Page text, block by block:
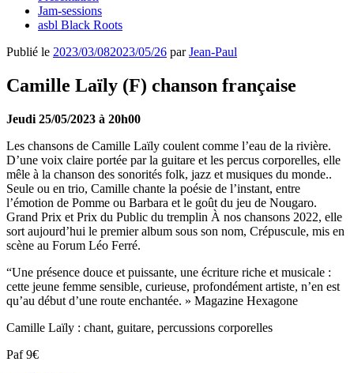
Jam-sessions
asbl Black Roots
Publié le 2023/03/082023/05/26 parJean-Paul
Camille Laïly (F) chanson française
Jeudi 25/05/2023 à 20h00
Les chansons de Camille Laïly coulent comme l’eau de la rivière.
D’une voix claire portée par la guitare et les percus corporelles, elle
mêle à la chanson des sonorités folk, jazz et musiques du monde..
Seule ou en trio, Camille chante la poésie de l’instant, entre
l’émotion de Pomme ou Barbara et le goût du jeu de Nougaro.
Grand Prix et Prix du Public du tremplin À nos chansons 2022, elle
sort aujourd’hui le premier album sous son nom, Crépuscule, mis en
scène au Forum Léo Ferré.
“Une présence douce et puissante, une écriture riche et musicale :
cette jeune femme sensible, curieuse, profondément artiste, n’en est
qu’au début d’une route enchantée. » Magazine Hexagone
Camille Laïly : chant, guitare, percussions corporelles
Paf 9€